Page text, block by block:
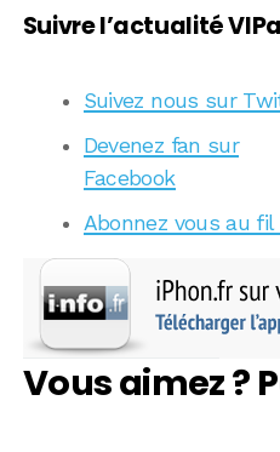
Suivre l’actualité
Suivez nous sur
Devenez fan sur
Facebook
Abonnez vous au fil
Vous aimez ?